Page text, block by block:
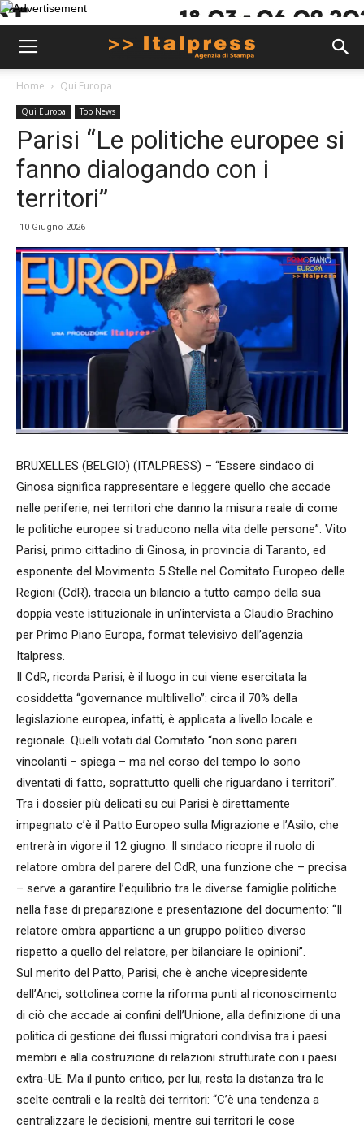
Home Qui Europa
Qui Europa Top News
Parisi “Le politiche europee si
fanno dialogando con i
territori”
10 Giugno 2026
BRUXELLES (BELGIO) (ITALPRESS) – “Essere sindaco di
Ginosa significa rappresentare e leggere quello che accade
nelle periferie, nei territori che danno la misura reale di come
le politiche europee si traducono nella vita delle persone”. Vito
Parisi, primo cittadino di Ginosa, in provincia di Taranto, ed
esponente del Movimento 5 Stelle nel Comitato Europeo delle
Regioni (CdR), traccia un bilancio a tutto campo della sua
doppia veste istituzionale in un’intervista a Claudio Brachino
per Primo Piano Europa, format televisivo dell’agenzia
Italpress.
Il CdR, ricorda Parisi, è il luogo in cui viene esercitata la
cosiddetta “governance multilivello”: circa il 70% della
legislazione europea, infatti, è applicata a livello locale e
regionale. Quelli votati dal Comitato “non sono pareri
vincolanti – spiega – ma nel corso del tempo lo sono
diventati di fatto, soprattutto quelli che riguardano i territori”.
Tra i dossier più delicati su cui Parisi è direttamente
impegnato c’è il Patto Europeo sulla Migrazione e l’Asilo, che
entrerà in vigore il 12 giugno. Il sindaco ricopre il ruolo di
relatore ombra del parere del CdR, una funzione che – precisa
– serve a garantire l’equilibrio tra le diverse famiglie politiche
nella fase di preparazione e presentazione del documento: “Il
relatore ombra appartiene a un gruppo politico diverso
rispetto a quello del relatore, per bilanciare le opinioni”.
Sul merito del Patto, Parisi, che è anche vicepresidente
dell’Anci, sottolinea come la riforma punti al riconoscimento
di ciò che accade ai confini dell’Unione, alla definizione di una
politica di gestione dei flussi migratori condivisa tra i paesi
membri e alla costruzione di relazioni strutturate con i paesi
extra-UE. Ma il punto critico, per lui, resta la distanza tra le
scelte centrali e la realtà dei territori: “C’è una tendenza a
centralizzare le decisioni, mentre sui territori le cose